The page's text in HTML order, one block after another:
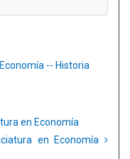
Economía -- Historia
en Economía
en Economía